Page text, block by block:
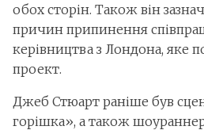
обох сторін. Також він
причин припинення
керівництва з Лондона, яке
проект.
Джеб Стюарт раніше був
горішка», а також